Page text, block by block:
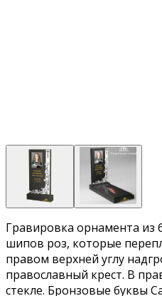
Гравировка орнамента из
шипов роз, которые
правом верхней углу
православный крест. В
стекле. Бронзовые буквы